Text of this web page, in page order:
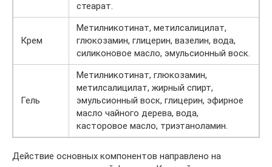
стеарат.
Крем
Метилникотинат, метилсалицилат,
глюкозамин, глицерин, вазелин, вода,
силиконовое масло, эмульсионный воск.
Гель
Метилникотинат, глюкозамин,
метилсалицилат, жирный спирт,
эмульсионный воск, глицерин, эфирное
масло чайного дерева, вода,
касторовое масло, триэтаноламин.
Действие основных компонентов направлено на